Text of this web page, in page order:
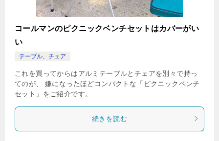
コールマンのピクニックベンチセットはカバーがい
い
テーブル、チェア
これを買ってからはアルミテーブルとチェアを別々で持っ
てのが、 嫌になったほどコンパクトな「ピクニックベンチ
セット」をご紹介です。
続きを読む